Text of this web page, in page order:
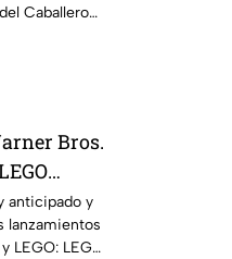
Caballero
Bros.
de la
anticipado y
lanzamientos
LEGO: LEGO